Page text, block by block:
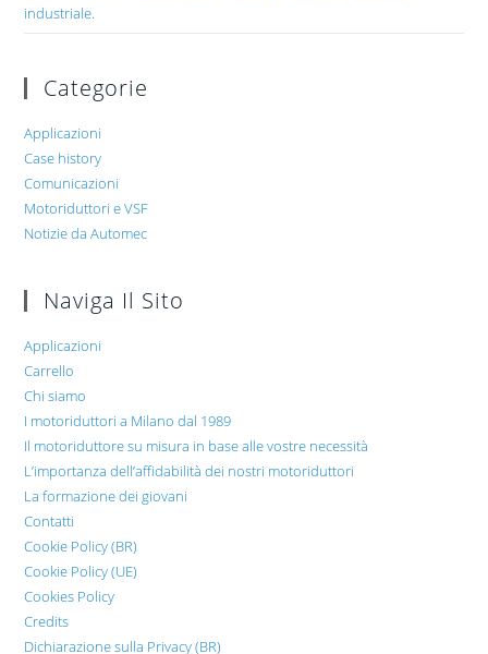
industriale.
Categorie
Applicazioni
Case history
Comunicazioni
Motoriduttori e VSF
Notizie da Automec
Naviga Il Sito
Applicazioni
Carrello
Chi siamo
I motoriduttori a Milano dal 1989
Il motoriduttore su misura in base alle vostre necessità
L’importanza dell’affidabilità dei nostri motoriduttori
La formazione dei giovani
Contatti
Cookie Policy (BR)
Cookie Policy (UE)
Cookies Policy
Credits
Dichiarazione sulla Privacy (BR)